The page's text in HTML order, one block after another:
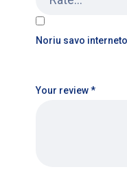
Your review*
Noriu savo